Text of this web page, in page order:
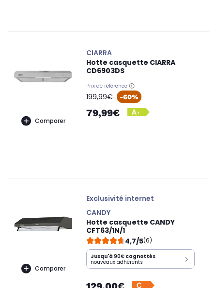
Comparer
CIARRA
Hotte casquette CIARRA
CD6903DS
Prix de référence
oldPrice
199,99€ -60%
79,99€
Comparer
Exclusivité internet
CANDY
Hotte casquette CANDY
CFT63/1N/1
4,7/5(6)
Jusqu'à 90€ cagnottés
nouveaux adhérents